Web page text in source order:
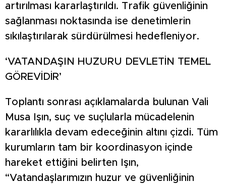
artırılması kararlaştırıldı. Trafik güvenliğinin
sağlanması noktasında ise denetimlerin
sıkılaştırılarak sürdürülmesi hedefleniyor.
‘VATANDAŞIN HUZURU DEVLETİN TEMEL
GÖREVİDİR’
Toplantı sonrası açıklamalarda bulunan Vali
Musa Işın, suç ve suçlularla mücadelenin
kararlılıkla devam edeceğinin altını çizdi. Tüm
kurumların tam bir koordinasyon içinde
hareket ettiğini belirten Işın,
“Vatandaşlarımızın huzur ve güvenliğinin